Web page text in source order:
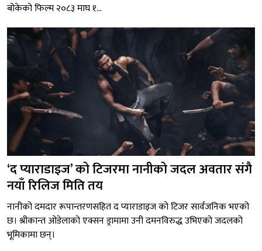
बोकेको फिल्म २०८३ माघ १...
‘द प्याराडाइज’ को टिजरमा नानीको जदल अवतार संगै
नयाँ रिलिज मिति तय
नानीको दमदार रूपान्तरणसहित द प्याराडाइज को टिजर सार्वजनिक भएको
छ। श्रीकान्त ओडेलाको एक्सन ड्रामामा उनी दमनविरुद्ध उभिएको जदलको
भूमिकामा छन्।